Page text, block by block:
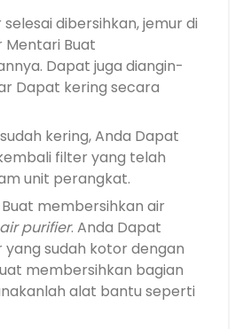
dibersihkan, jemur di
Mentari Buat
Dapat juga diangin-
Dapat kering secara
kering, Anda Dapat
filter yang telah
unit perangkat.
membersihkan air
air purifier. Anda Dapat
yang sudah kotor dengan
membersihkan bagian
alat bantu seperti